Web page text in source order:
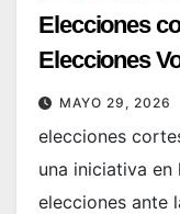
Elecciones
Elecciones
MAYO 29, 2026
elecciones
una iniciativa en
elecciones ante